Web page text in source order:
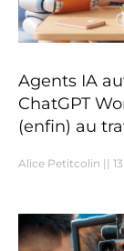
Agents IA
ChatGPT
(enfin) au
Alice Petitcolin